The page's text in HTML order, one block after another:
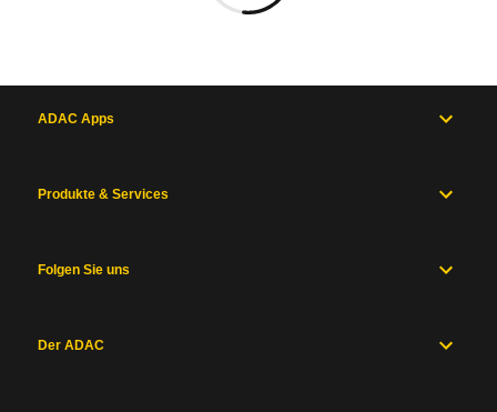
ADAC Apps
Produkte & Services
Folgen Sie uns
Der ADAC